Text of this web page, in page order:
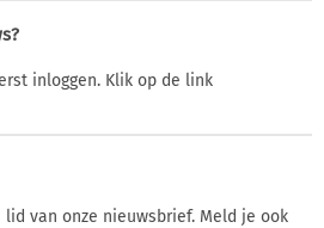
inloggen. Klik op de link
lid van onze nieuwsbrief. Meld je ook